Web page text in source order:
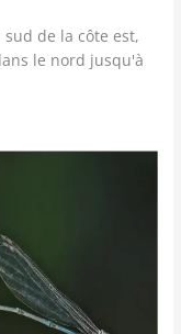
de la côte est,
le nord jusqu'à